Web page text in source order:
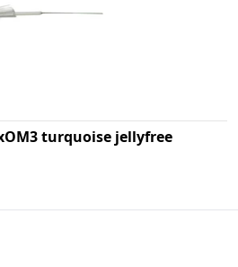
turquoise jellyfree